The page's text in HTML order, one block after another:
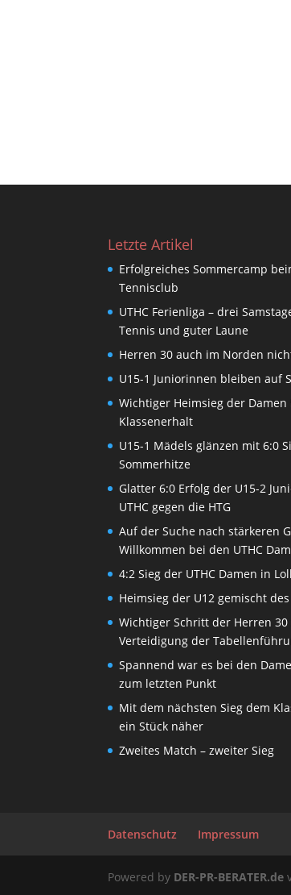
Letzte Artikel
Erfolgreiches Sommercamp
Tennisclub
UTHC Ferienliga – drei
Tennis und guter Laune
Herren 30 auch im Norden
U15-1 Juniorinnen bleiben auf
Wichtiger Heimsieg der
Klassenerhalt
U15-1 Mädels glänzen mit 6:0
Sommerhitze
Glatter 6:0 Erfolg der U15-2
UTHC gegen die HTG
Auf der Suche nach stärkeren
Willkommen bei den UTHC
4:2 Sieg der UTHC Damen in
Heimsieg der U12 gemischt des
Wichtiger Schritt der Herren 30
Verteidigung der
Spannend war es bei den
zum letzten Punkt
Mit dem nächsten Sieg dem
ein Stück näher
Zweites Match – zweiter Sieg
Datenschutz Impressum
Powered by DER-PR-BERATER.de